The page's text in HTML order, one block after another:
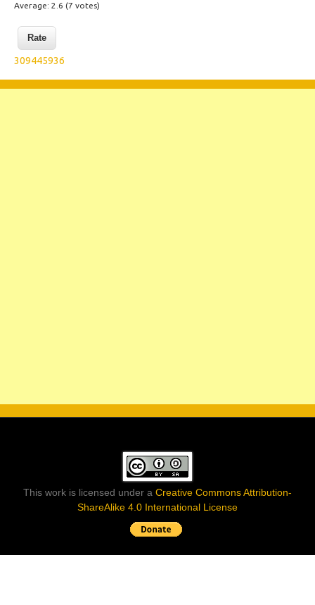
Average: 2.6 (7 votes)
309445936
This work is licensed under a Creative Commons Attribution-
ShareAlike 4.0 International License